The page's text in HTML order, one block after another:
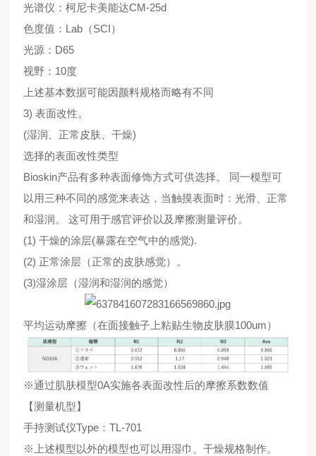
光谱仪：柯尼卡美能达CM-25d
色度值：Lab（SCI）
光源：D65
视野：10度
上述基本数据可能因颜料规格而略有不同
3) 表面改性。
(湿润、正常皮肤、干燥)
选择的表面改性类型
Bioskin产品有多种表面修饰方式可供选择。 同一模型可
以用三种不同的感觉来表达，当触摸表面时：光滑、正常
和湿润。 这可用于感官评价以及摩擦测量评价。
(1) 干燥的涂层(暴露在空气中的感觉).
(2) 正常涂层（正常的皮肤感觉）。
(3)湿涂层（湿润和湿润的感觉）
平均运动摩擦（在面接触子上粘贴生物皮肤膜100um）
※通过肌肤模型0A实施各表面改性后的摩擦系数数值
【测量机型】
手持测试仪Type：TL-701
※上述模型以外的模型也可以用湿巾、干燥规格制作。